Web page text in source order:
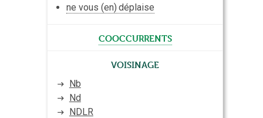
ne vous (en) déplaise
cooccurrents
Voisinage
Nb
Nd
NDLR